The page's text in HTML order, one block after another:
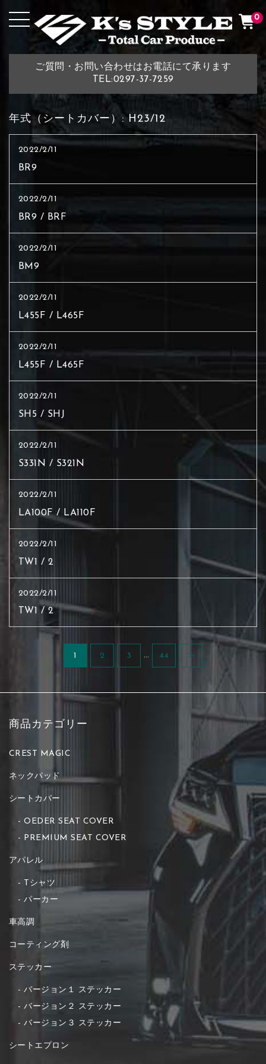
ご質問・お問い合わせはお電話にて承ります
TEL:0297-37-7259
0
年式（シートカバー）: H23/12
2022/2/11
BR9
2022/2/11
BR9 / BRF
2022/2/11
BM9
2022/2/11
L455F / L465F
2022/2/11
L455F / L465F
2022/2/11
SH5 / SHJ
2022/2/11
S331N / S321N
2022/2/11
LA100F / LA110F
2022/2/11
TW1 / 2
2022/2/11
TW1 / 2
1 2 3 … 44 ≫
商品カテゴリー
CREST MAGIC
ネックパッド
シートカバー
OEDER SEAT COVER
PREMIUM SEAT COVER
アパレル
Tシャツ
パーカー
車高調
コーティング剤
ステッカー
バージョン１ ステッカー
バージョン２ ステッカー
バージョン３ ステッカー
シートエプロン